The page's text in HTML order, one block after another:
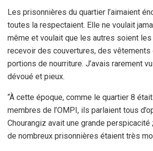
Les prisonnières du quartier l’aimaient
toutes la respectaient. Elle ne voulait
même et voulait que les autres soient
recevoir des couvertures, des
portions de nourriture. J’avais rarement vu
dévoué et pieux.
“À cette époque, comme le quartier 8
membres de l’OMPI, ils parlaient tous
Chourangiz avait une grande perspicacité
de nombreux prisonnières étaient très